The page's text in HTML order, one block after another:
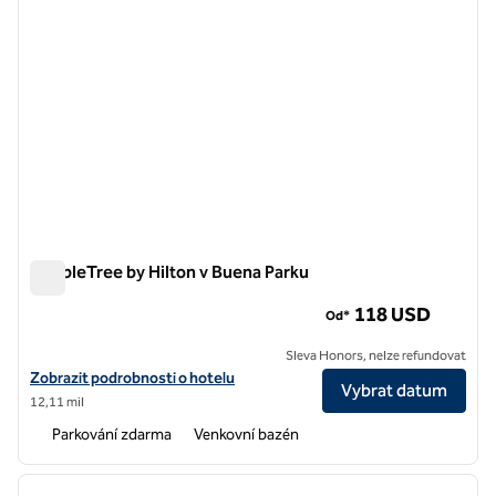
DoubleTree by Hilton v Buena Parku
Zobrazit detaily hotelu DoubleTree by Hilton Buena Park
Zobrazit podrobnosti o hotelu
12,11 mil
Od* 118 USD
Sleva Honors, nelze refundovat
Vybrat datum
Parkování zdarma Venkovní bazén
1 z 12
další